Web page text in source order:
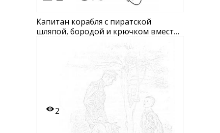
Капитан корабля с пиратской
шляпой, бородой и крючком вместо
2